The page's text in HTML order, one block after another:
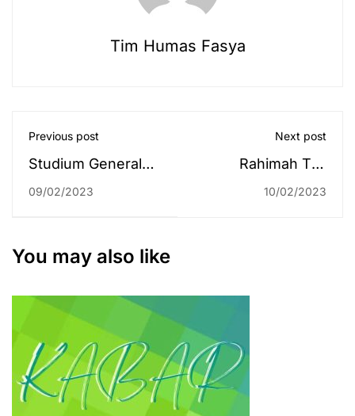
Tim Humas Fasya
Previous post
Studium Generale
Fakultas Syariah
2022/2023
09/02/2023
Next post
Rahimah Tak
Menyangka
10/02/2023
You may also like